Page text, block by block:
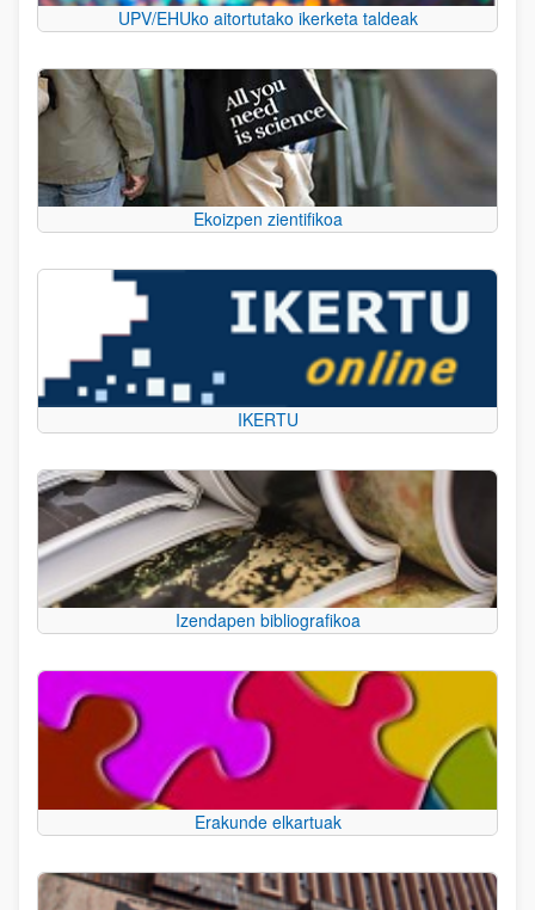
UPV/EHUko aitortutako ikerketa taldeak
Ekoizpen zientifikoa
IKERTU
Izendapen bibliografikoa
Erakunde elkartuak